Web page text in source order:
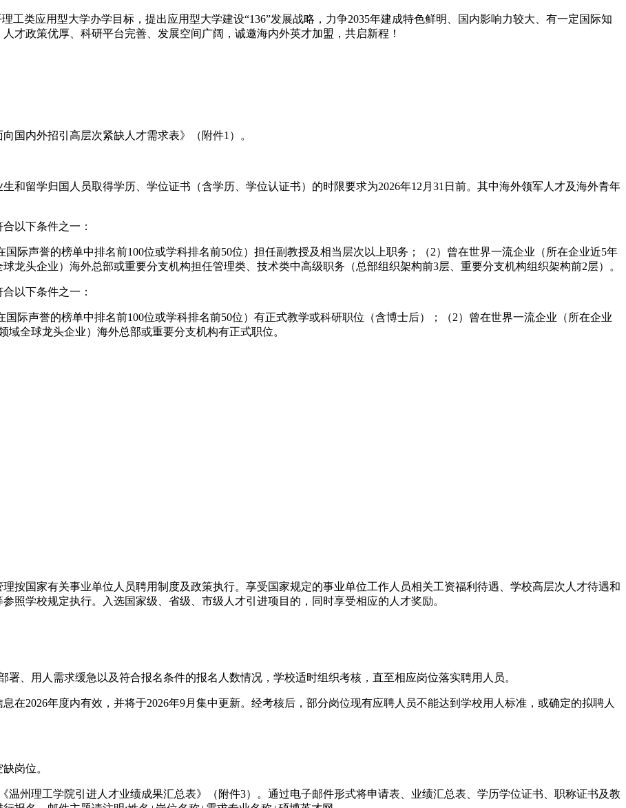
工类应用型大学办学目标，提出应用型大学建设“136”发展战略，力争2035年建成特色鲜明、国内影响力较大、有一定国际知
才政策优厚、科研平台完善、发展空间广阔，诚邀海内外英才加盟，共启新程！
国内外招引高层次紧缺人才需求表》（附件1）。
和留学归国人员取得学历、学位证书（含学历、学位认证书）的时限要求为2026年12月31日前。其中海外领军人才及海外青年
以下条件之一：
国际声誉的榜单中排名前100位或学科排名前50位）担任副教授及相当层次以上职务；（2）曾在世界一流企业（所在企业近5年
龙头企业）海外总部或重要分支机构担任管理类、技术类中高级职务（总部组织架构前3层、重要分支机构组织架构前2层）。
以下条件之一：
国际声誉的榜单中排名前100位或学科排名前50位）有正式教学或科研职位（含博士后）；（2）曾在世界一流企业（所在企业
全球龙头企业）海外总部或重要分支机构有正式职位。
按国家有关事业单位人员聘用制度及政策执行。享受国家规定的事业单位工作人员相关工资福利待遇、学校高层次人才待遇和
照学校规定执行。入选国家级、省级、市级人才引进项目的，同时享受相应的人才奖励。
、用人需求缓急以及符合报名条件的报名人数情况，学校适时组织考核，直至相应岗位落实聘用人员。
在2026年度内有效，并将于2026年9月集中更新。经考核后，部分岗位现有应聘人员不能达到学校用人标准，或确定的拟聘人
岗位。
温州理工学院引进人才业绩成果汇总表》（附件3）。通过电子邮件形式将申请表、业绩汇总表、学历学位证书、职称证书及教